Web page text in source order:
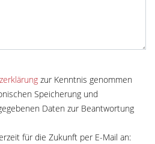
zur Kenntnis genommen
Speicherung und
Daten zur Beantwortung
für die Zukunft per E-Mail an: